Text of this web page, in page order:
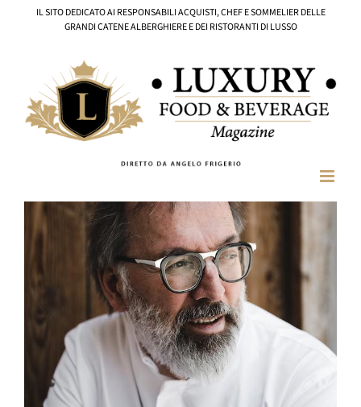
IL SITO DEDICATO AI RESPONSABILI ACQUISTI, CHEF E SOMMELIER DELLE
GRANDI CATENE ALBERGHIERE E DEI RISTORANTI DI LUSSO
Ingrandisci